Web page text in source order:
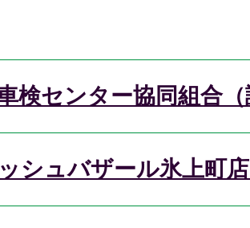
検センター協同組合
シュバザール氷上町